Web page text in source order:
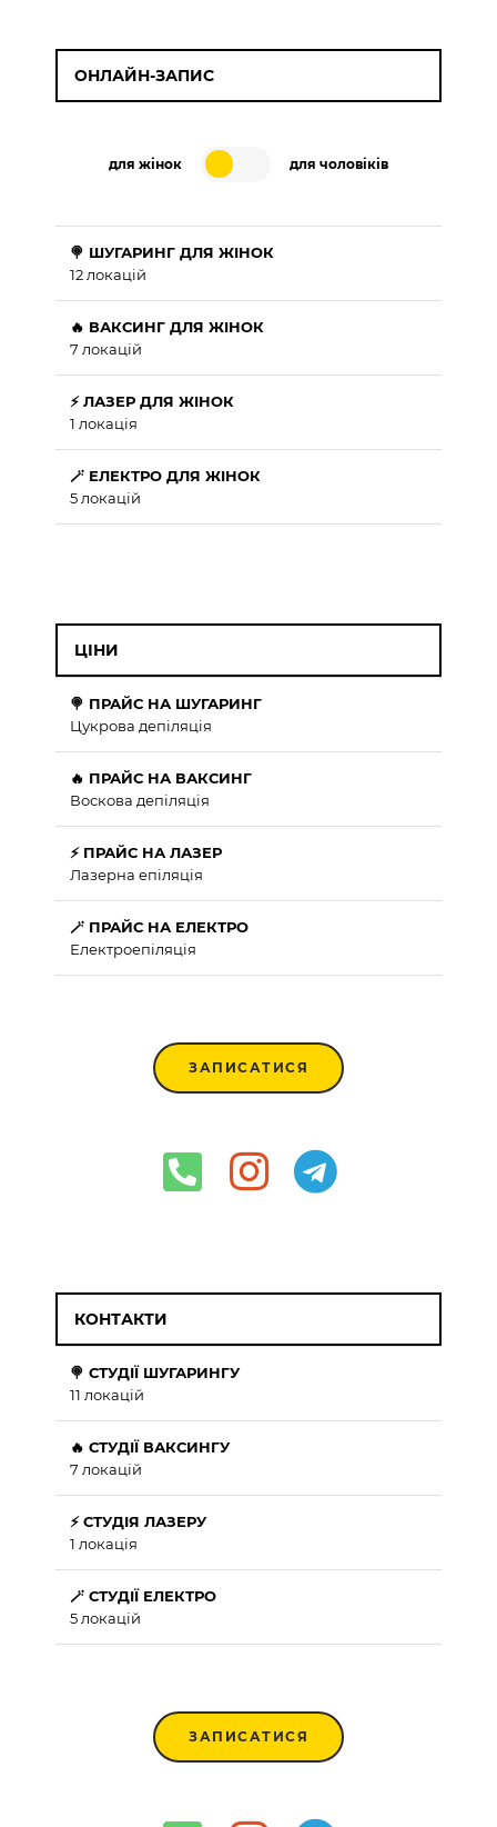
ОНЛАЙН-ЗАПИС
для жінок для чоловіків
🍭 ШУГАРИНГ ДЛЯ ЖІНОК
12 локацій
🔥 ВАКСИНГ ДЛЯ ЖІНОК
7 локацій
⚡ ЛАЗЕР ДЛЯ ЖІНОК
1 локація
🪄 ЕЛЕКТРО ДЛЯ ЖІНОК
5 локацій
ЦІНИ
🍭 ПРАЙС НА ШУГАРИНГ
Цукрова депіляція
🔥 ПРАЙС НА ВАКСИНГ
Воскова депіляція
⚡ ПРАЙС НА ЛАЗЕР
Лазерна епіляція
🪄 ПРАЙС НА ЕЛЕКТРО
Електроепіляція
ЗАПИСАТИСЯ
КОНТАКТИ
🍭 СТУДІЇ ШУГАРИНГУ
11 локацій
🔥 СТУДІЇ ВАКСИНГУ
7 локацій
⚡ СТУДІЯ ЛАЗЕРУ
1 локація
🪄 СТУДІЇ ЕЛЕКТРО
5 локацій
ЗАПИСАТИСЯ